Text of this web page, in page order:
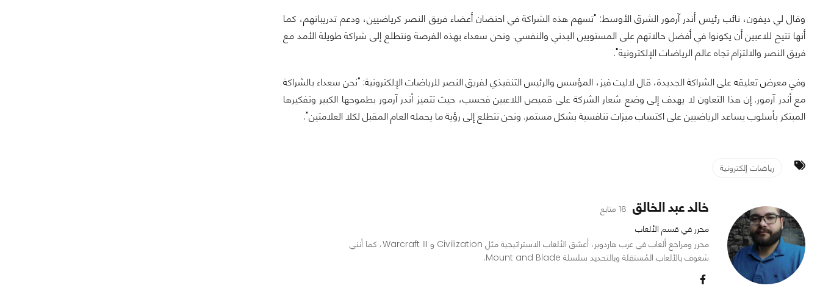
وقال لي ديفون، نائب رئيس أندر آرمور الشرق الأوسط: "تسهم هذه الشراكة في احتضان أعضاء فريق النصر كرياضيين، ودعم تدريباتهم، كما
أنها تتيح للاعبين أن يكونوا في أفضل حالاتهم على المستويين البدني والنفسي. ونحن سعداء بهذه الفرصة ونتطلع إلى شراكة طويلة الأمد مع
فريق النصر والالتزام تجاه عالم الرياضات الإلكترونية".
وفي معرض تعليقه على الشراكة الجديدة، قال لاليت فيز، المؤسس والرئيس التنفيذي لفريق النصر للرياضات الإلكترونية: "نحن سعداء بالشراكة
مع أندر آرمور. إن هذا التعاون لا يهدف إلى وضع شعار الشركة على قميص اللاعبين فحسب، حيث تتميز أندر آرمور بطموحها الكبير وتفكيرها
المبتكر بأسلوب يساعد الرياضيين على اكتساب ميزات تنافسية بشكل مستمر. ونحن نتطلع إلى رؤية ما يحمله العام المقبل لكلا العلامتين".
رياضات إلكترونية
خالد عبد الخالق 18 متابع
محرر في قسم الألعاب
محرر ومراجع ألعاب في عرب هاردوير، أعشق الألعاب الاستراتيجية مثل Civilization و Warcraft III، كما أنني
شغوف بالألعاب المُستقلة وبالتحديد سلسلة Mount and Blade.